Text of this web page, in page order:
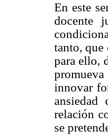
En este
docente
tanto, que
para ello,
innovar
relación
se